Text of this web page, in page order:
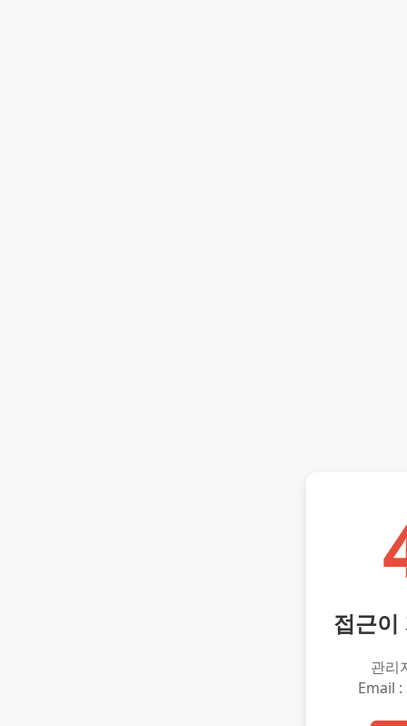
접근이
관리
Email